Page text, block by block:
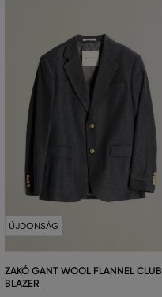
ÚJDONSÁG
ZAKÓ GANT WOOL FLANNEL CLUB
BLAZER